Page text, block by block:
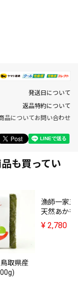
発送日について
返品特約について
品についてお問い合わせ
も買ってい
取県産
漁師一家
天然あか
¥ 2,780